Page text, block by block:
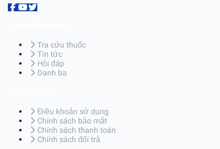
Tra cứu thuốc
Tin tức
Hỏi đáp
Danh bạ
Điều khoản sử dụng
Chính sách bảo mật
Chính sách thanh toán
Chính sách đổi trả